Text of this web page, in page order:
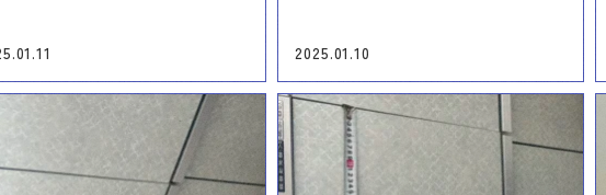
2025.01.10